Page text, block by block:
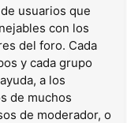
usuarios que
con los
del foro. Cada
y cada grupo
a los
de muchos
de moderador, o